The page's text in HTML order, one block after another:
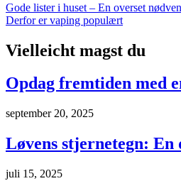
Gode lister i huset – En overset
Derfor er vaping populært
Vielleicht magst du
Opdag fremtiden med
september 20, 2025
Løvens stjernetegn: En
juli 15, 2025